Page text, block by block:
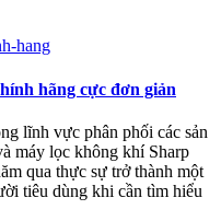
hãng cực đơn giản
lĩnh vực phân phối các sản
máy lọc không khí Sharp
qua thực sự trở thành một
tiêu dùng khi cần tìm hiểu